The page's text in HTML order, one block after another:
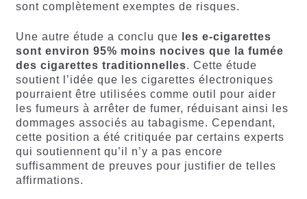
sont complètement exemptes de risques.
Une autre étude a conclu que les e-cigarettes
sont environ 95% moins nocives que la fumée
des cigarettes traditionnelles. Cette étude
soutient l’idée que les cigarettes électroniques
pourraient être utilisées comme outil pour aider
les fumeurs à arrêter de fumer, réduisant ainsi les
dommages associés au tabagisme. Cependant,
cette position a été critiquée par certains experts
qui soutiennent qu’il n’y a pas encore
suffisamment de preuves pour justifier de telles
affirmations.